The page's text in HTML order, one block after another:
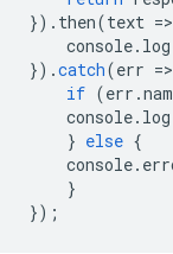
}). then(text =>
console. log
}).catch(err =>
if (err .
console. log
} else {
console.
}
});